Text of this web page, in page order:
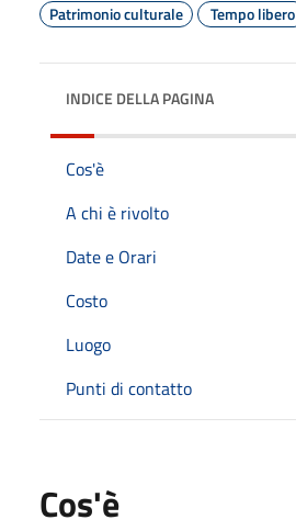
Patrimonio culturale
Tempo libero
INDICE DELLA PAGINA
Cos'è
A chi è rivolto
Date e Orari
Costo
Luogo
Punti di contatto
Cos'è